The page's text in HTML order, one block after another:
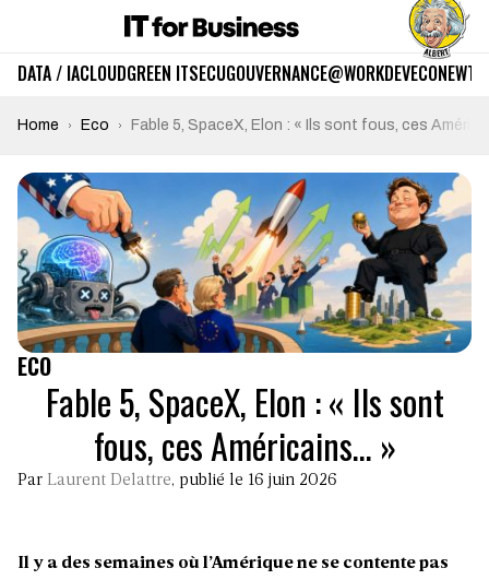
DATA / IACLOUDGREEN ITSECUGOUVERNANCE@WORKDEVECO
Home Eco Fable 5, SpaceX, Elon : « Ils sont fous, ces
ECO
Fable 5, SpaceX, Elon : « Ils sont
fous, ces Américains… »
Par Laurent Delattre, publié le 16 juin 2026
Il y a des semaines où l’Amérique ne se contente pas